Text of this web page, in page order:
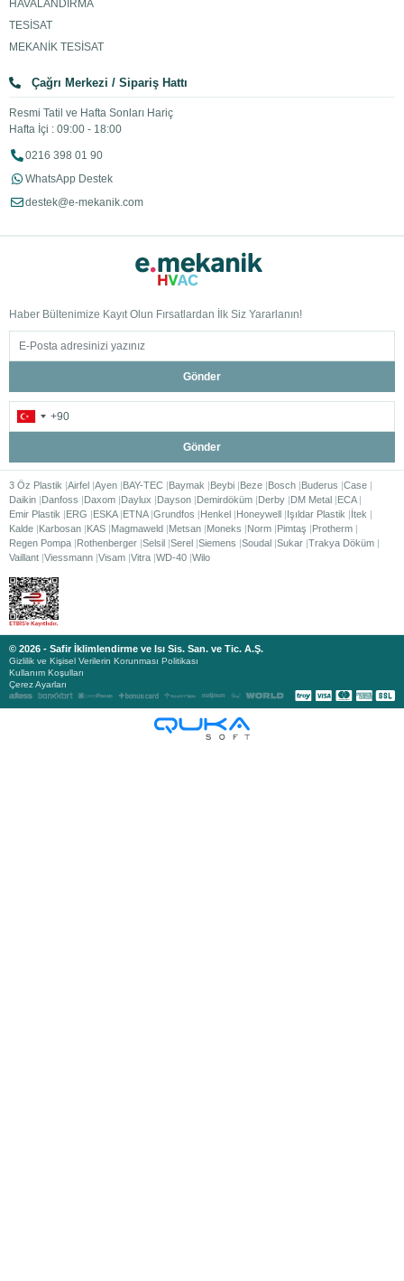
HAVALANDIRMA
TESİSAT
MEKANİK TESİSAT
Çağrı Merkezi / Sipariş Hattı
Resmi Tatil ve Hafta Sonları Hariç
Hafta İçi : 09:00 - 18:00
0216 398 01 90
WhatsApp Destek
destek@e-mekanik.com
Haber Bültenimize Kayıt Olun Fırsatlardan İlk Siz Yararlanın!
Gönder
Gönder
3 Öz Plastik Airfel Ayen BAY-TEC Baymak Beybi Beze Bosch Buderus Case
Daikin Danfoss Daxom Daylux Dayson Demirdöküm Derby DM Metal ECA
Emir Plastik
ERG ESKA ETNA Grundfos Henkel Honeywell Işıldar Plastik
İtek
Kalde Karbosan KAS Magmaweld Metsan Moneks Norm Pimtaş
Protherm
Regen Pompa Rothenberger Selsil Serel Siemens Soudal Sukar Trakya Döküm
Vaillant Viessmann Visam Vitra WD-40 Wilo
© 2026 - Safir İklimlendirme ve Isı Sis. San. ve Tic. A.Ş.
Gizlilik ve Kişisel Verilerin Korunması Politikası
Kullanım Koşulları
Çerez Ayarları